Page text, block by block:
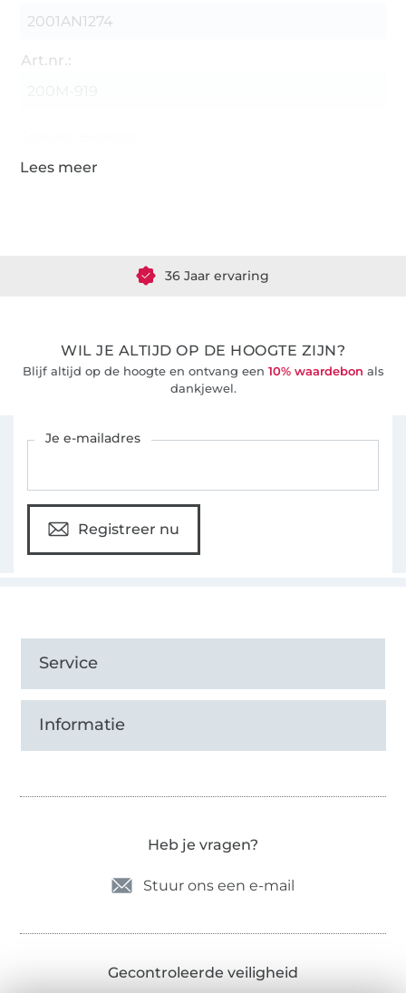
2001AN1274
Art.nr.:
WIL JE ALTIJD OP DE HOOGTE ZIJN?
Blijf altijd op de hoogte en ontvang een 10% waardebon als
dankjewel.
Je e-mailadres
Registreer nu
Service
Informatie
Heb je vragen?
Stuur ons een e-mail
Gecontroleerde veiligheid